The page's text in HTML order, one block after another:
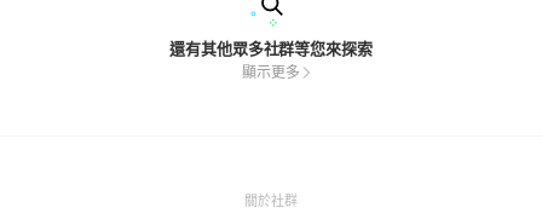
還有其他眾多社群等您來探索
顯示更多
關於社群(Open